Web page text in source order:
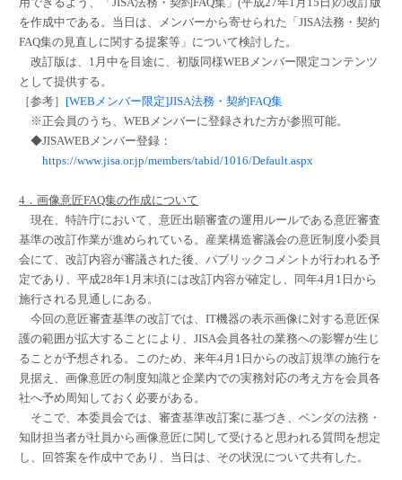
を作成中である。当日は、メンバーから寄せられた「JISA法務・契約
FAQ集の見直しに関する提案等」について検討した。
改訂版は、1月中を目途に、初版同様WEBメンバー限定コンテンツ
として提供する。
［参考］ [WEBメンバー限定]JISA法務・契約FAQ集
※正会員のうち、WEBメンバーに登録された方が参照可能。
◆JISAWEBメンバー登録：
https://www.jisa.or.jp/members/tabid/1016/Default.aspx
4．画像意匠FAQ集の作成について
現在、特許庁において、意匠出願審査の運用ルールである意匠審査
基準の改訂作業が進められている。産業構造審議会の意匠制度小委員
会にて、改訂内容が審議された後、パブリックコメントが行われる予
定であり、平成28年1月末頃には改訂内容が確定し、同年4月1日から
施行される見通しにある。
今回の意匠審査基準の改訂では、IT機器の表示画像に対する意匠保
護の範囲が拡大することにより、JISA会員各社の業務への影響が生じ
ることが予想される。このため、来年4月1日からの改訂規準の施行を
見据え、画像意匠の制度知識と企業内での実務対応の考え方を会員各
社へ予め周知しておく必要がある。
そこで、本委員会では、審査基準改訂案に基づき、ベンダの法務・
知財担当者が社員から画像意匠に関して受けると思われる質問を想定
し、回答案を作成中であり、当日は、その状況について共有した。